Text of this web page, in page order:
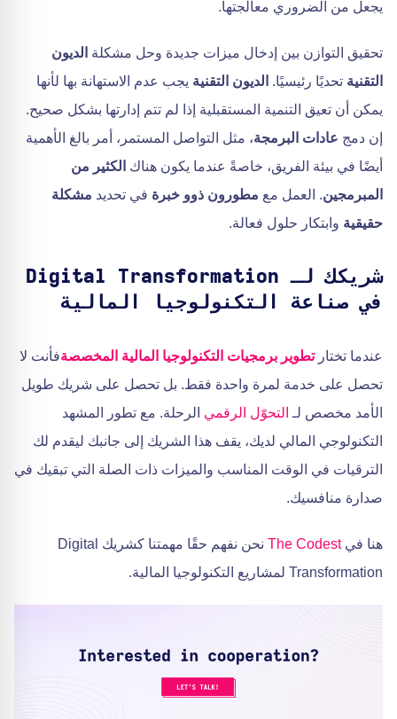
يجعل من الضروري معالجتها.
تحقيق التوازن بين إدخال ميزات جديدة وحل مشكلة الديون
التقنية تحديًا رئيسيًا. الديون التقنية يجب عدم الاستهانة بها لأنها
يمكن أن تعيق التنمية المستقبلية إذا لم تتم إدارتها بشكل صحيح.
إن دمج عادات البرمجة، مثل التواصل المستمر، أمر بالغ الأهمية
أيضًا في بيئة الفريق، خاصةً عندما يكون هناك الكثير من
المبرمجين. العمل مع مطورون ذوو خبرة في تحديد مشكلة
حقيقية وابتكار حلول فعالة.
شريكك لـ Digital Transformation
في صناعة التكنولوجيا المالية
عندما تختارتطوير برمجيات التكنولوجيا المالية المخصصةفأنت لا
تحصل على خدمة لمرة واحدة فقط. بل تحصل على شريك طويل
الأمد مخصص لـ التحوّل الرقمي الرحلة. مع تطور المشهد
التكنولوجي المالي لديك، يقف هذا الشريك إلى جانبك ليقدم لك
الترقيات في الوقت المناسب والميزات ذات الصلة التي تبقيك في
صدارة منافسيك.
هنا فيThe Codest
نحن نفهم حقًا مهمتنا كشريك Digital
Transformation لمشاريع التكنولوجيا المالية.